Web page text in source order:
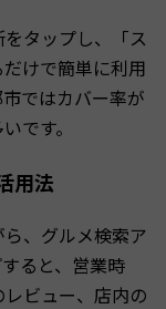
タップし、「ス
けで簡単に利用
ではカバー率が
です。
用法
、グルメ検索ア
ると、営業時
ビュー、店内の